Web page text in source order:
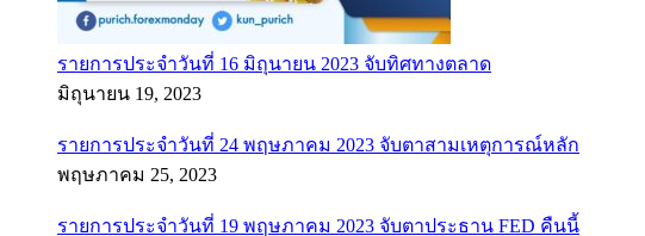
รายการประจำวันที่ 16 มิถุนายน 2023 จับทิศทางตลาด
มิถุนายน 19, 2023
รายการประจำวันที่ 24 พฤษภาคม 2023 จับตาสามเหตุการณ์หลัก
พฤษภาคม 25, 2023
รายการประจำวันที่ 19 พฤษภาคม 2023 จับตาประธาน FED คืนนี้